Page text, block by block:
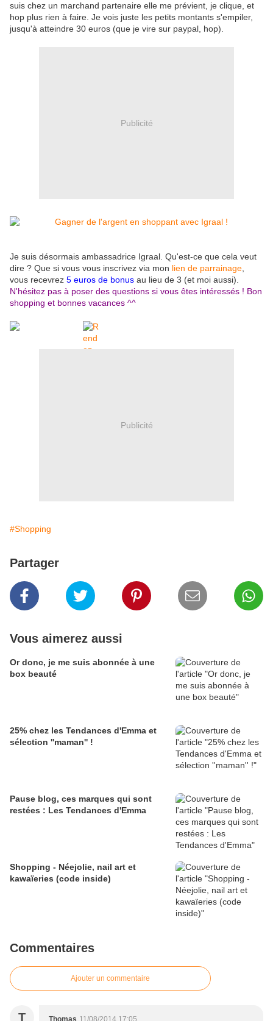
suis chez un marchand partenaire elle me prévient, je clique, et
hop plus rien à faire. Je vois juste les petits montants s'empiler,
jusqu'à atteindre 30 euros (que je vire sur paypal, hop).
Publicité
Je suis désormais ambassadrice Igraal. Qu'est-ce que cela veut
dire ? Que si vous vous inscrivez via mon lien de parrainage
vous recevrez 5 euros de bonus au lieu de 3 (et moi aussi).
N'hésitez pas à poser des questions si vous êtes intéressés ! Bon
shopping et bonnes vacances ^^
Publicité
#Shopping
Partager
Vous aimerez aussi
Or donc, je me suis abonnée à une
box beauté
25% chez les Tendances d'Emma et
sélection ''maman'' !
Pause blog, ces marques qui sont
restées : Les Tendances d'Emma
Shopping - Néejolie, nail art et
kawaïeries (code inside)
Commentaires
Ajouter un commentaire
T Thomas 11/08/2014 17:05